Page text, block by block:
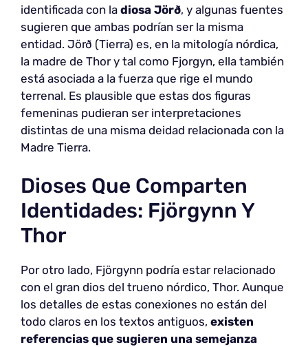
identificada con la diosa Jörð, y algunas fuentes
sugieren que ambas podrían ser la misma
entidad. Jörð (Tierra) es, en la mitología nórdica,
la madre de Thor y tal como Fjorgyn, ella también
está asociada a la fuerza que rige el mundo
terrenal. Es plausible que estas dos figuras
femeninas pudieran ser interpretaciones
distintas de una misma deidad relacionada con la
Madre Tierra.
Dioses Que Comparten
Identidades: Fjörgynn Y
Thor
Por otro lado, Fjörgynn podría estar relacionado
con el gran dios del trueno nórdico, Thor. Aunque
los detalles de estas conexiones no están del
todo claros en los textos antiguos, existen
referencias que sugieren una semejanza